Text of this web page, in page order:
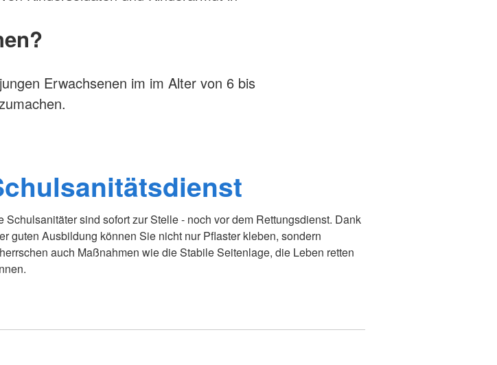
Erwachsenen im im Alter von 6 bis
Schulsanitäter sind sofort zur Stelle - noch vor dem Rettungsdienst. Dank
guten Ausbildung können Sie nicht nur Pflaster kleben, sondern
auch Maßnahmen wie die Stabile Seitenlage, die Leben retten